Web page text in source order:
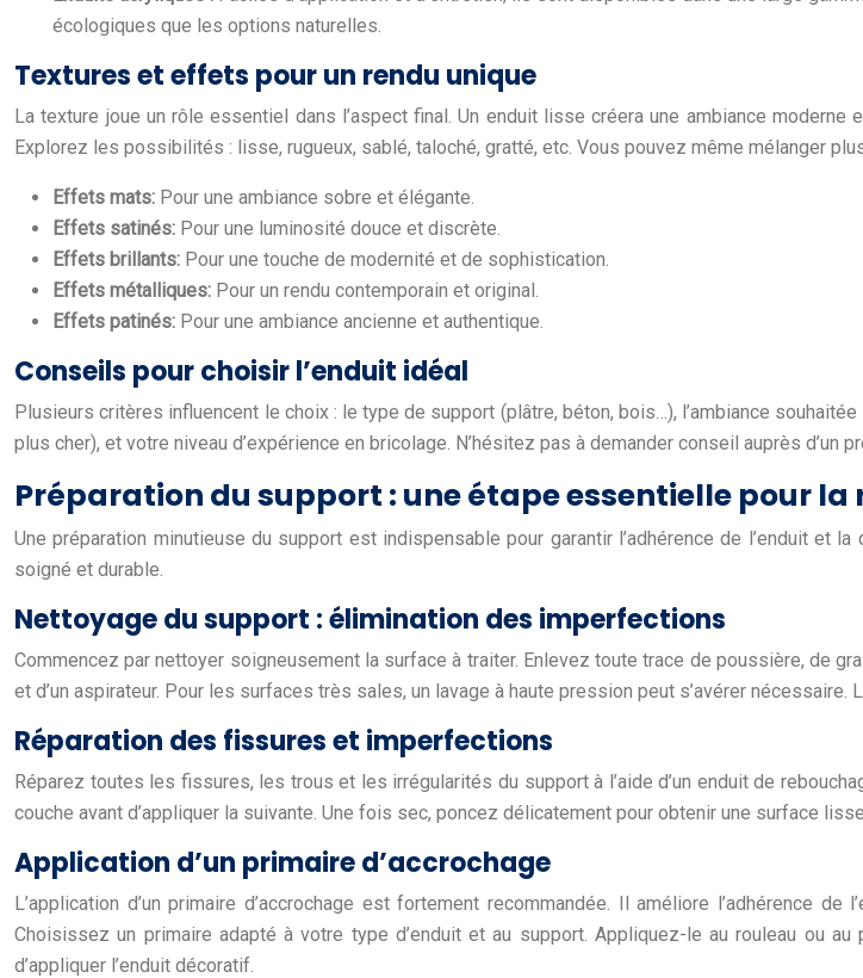
écologiques que les options naturelles.
Textures et effets pour un rendu unique
La texture joue un rôle essentiel dans l’aspect final. Un enduit lisse créera une ambiance
Explorez les possibilités : lisse, rugueux, sablé, taloché, gratté, etc. Vous pouvez même mélanger
Effets mats: Pour une ambiance sobre et élégante.
Effets satinés: Pour une luminosité douce et discrète.
Effets brillants: Pour une touche de modernité et de sophistication.
Effets métalliques: Pour un rendu contemporain et original.
Effets patinés: Pour une ambiance ancienne et authentique.
Conseils pour choisir l’enduit idéal
Plusieurs critères influencent le choix : le type de support (plâtre, béton, bois…), l’ambiance
plus cher), et votre niveau d’expérience en bricolage. N’hésitez pas à demander conseil auprès d’un
Préparation du support : une étape essentielle pour la
Une préparation minutieuse du support est indispensable pour garantir l’adhérence de l’enduit et
soigné et durable.
Nettoyage du support : élimination des imperfections
Commencez par nettoyer soigneusement la surface à traiter. Enlevez toute trace de poussière, de
et d’un aspirateur. Pour les surfaces très sales, un lavage à haute pression peut s’avérer
Réparation des fissures et imperfections
Réparez toutes les fissures, les trous et les irrégularités du support à l’aide d’un enduit de
couche avant d’appliquer la suivante. Une fois sec, poncez délicatement pour obtenir une surface
Application d’un primaire d’accrochage
L’application d’un primaire d’accrochage est fortement recommandée. Il améliore l’adhérence
Choisissez un primaire adapté à votre type d’enduit et au support. Appliquez-le au rouleau ou
d’appliquer l’enduit décoratif.